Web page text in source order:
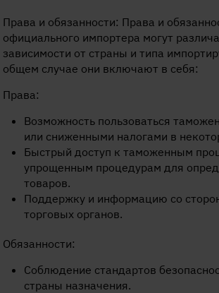
Права и обязанности: Права и
официального импортера могут
зависимости от страны и типа
общем случае они включают в себя:
Права:
Возможность пользоваться
или сниженными налогами в
Быстрый доступ к таможенным
упрощенным процедурам для
товаров.
Поддержку и информацию со
торговых органов.
Обязанности:
Соблюдение стандартов
страны назначения.